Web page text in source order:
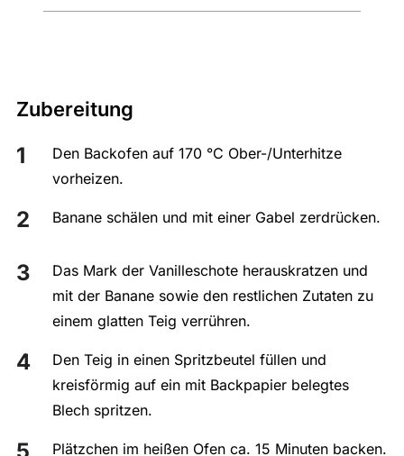
Zubereitung
Den Backofen auf 170 °C Ober-/Unterhitze
vorheizen.
Banane schälen und mit einer Gabel zerdrücken.
Das Mark der Vanilleschote herauskratzen und
mit der Banane sowie den restlichen Zutaten zu
einem glatten Teig verrühren.
Den Teig in einen Spritzbeutel füllen und
kreisförmig auf ein mit Backpapier belegtes
Blech spritzen.
Plätzchen im heißen Ofen ca. 15 Minuten backen.